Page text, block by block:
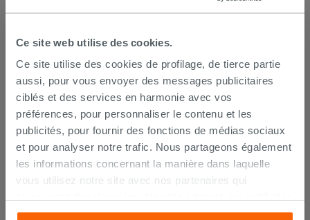
Ce site web utilise des cookies.
Ce site utilise des cookies de profilage, de tierce partie
aussi, pour vous envoyer des messages publicitaires
ciblés et des services en harmonie avec vos
préférences, pour personnaliser le contenu et les
publicités, pour fournir des fonctions de médias sociaux
et pour analyser notre trafic. Nous partageons également
les informations concernant la manière dans laquelle
vous utilisez notre site avec nos partenaires qui
et les réseaux sociaux. Lesdits partenaires pourraient
blanc brillant